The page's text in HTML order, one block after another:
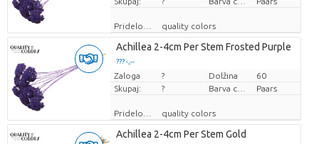
quality colors
Achillea 2-4cm Per Stem Frosted Purple
??? -,--
Cena za kos
Zaloga ? Dolžina
60
Skupaj:
? Paars
quality colors
Achillea 2-4cm Per Stem Gold